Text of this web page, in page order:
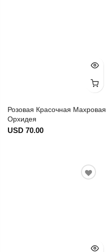
Розовая Красочная Махровая
Орхидея
USD 70.00